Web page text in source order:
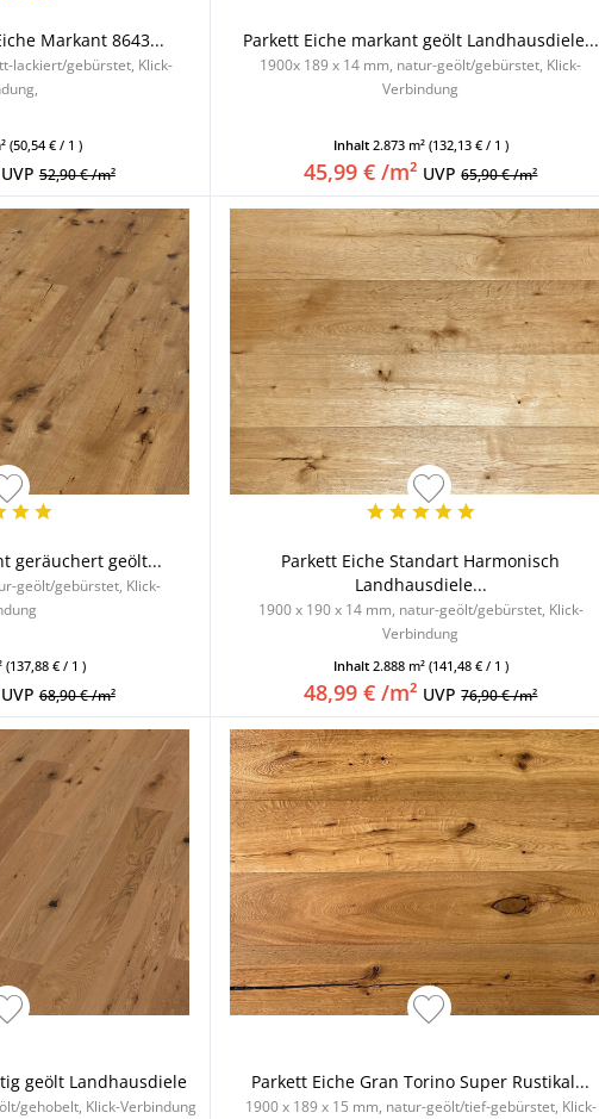
Markant 8643...
lackiert/gebürstet, Klick-
(50,54 € / 1 )
UVP52,90 € /m²
Parkett Eiche markant geölt Landhausdiele...
1900x 189 x 14 mm, natur-geölt/gebürstet, Klick-
Verbindung
Inhalt 2.873 m² (132,13 € / 1 )
45,99 € /m² UVP65,90 € /m²
geräuchert geölt...
geölt/gebürstet, Klick-
(137,88 € / 1 )
UVP68,90 € /m²
Parkett Eiche Standart Harmonisch
Landhausdiele...
1900 x 190 x 14 mm, natur-geölt/gebürstet, Klick-
Verbindung
Inhalt 2.888 m² (141,48 € / 1 )
48,99 € /m² UVP76,90 € /m²
geölt Landhausdiele
gehobelt, Klick-Verbindung
Parkett Eiche Gran Torino Super Rustikal...
1900 x 189 x 15 mm, natur-geölt/tief-gebürstet, Klick-